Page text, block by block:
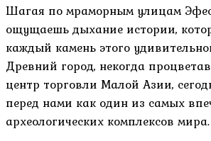
Шагая по мраморным улицам
ощущаешь дыхание истории,
каждый камень этого
Древний город, некогда
центр торговли Малой Азии,
перед нами как один из самых
археологических комплексов мира.